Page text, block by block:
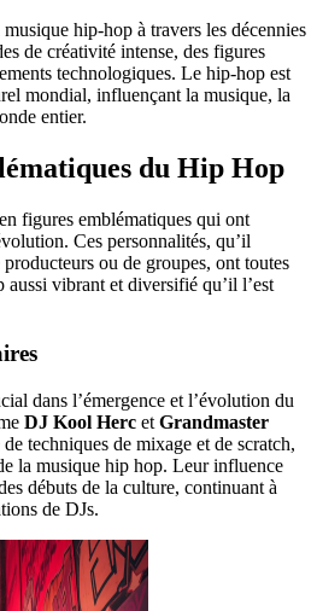
hip-hop à travers les décennies
de créativité intense, des figures
technologiques. Le hip-hop est
mondial, influençant la musique, la
entier.
du Hip Hop
figures emblématiques qui ont
Ces personnalités, qu’il
ou de groupes, ont toutes
vibrant et diversifié qu’il l’est
dans l’émergence et l’évolution du
DJ Kool Herc et Grandmaster
techniques de mixage et de scratch,
la musique hip hop. Leur influence
débuts de la culture, continuant à
de DJs.